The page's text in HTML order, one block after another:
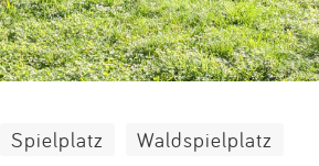
Anmelden
Spielplatz Waldspielplatz